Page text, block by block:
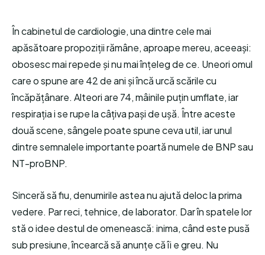
În cabinetul de cardiologie, una dintre cele mai
apăsătoare propoziții rămâne, aproape mereu, aceeași:
obosesc mai repede și nu mai înțeleg de ce. Uneori omul
care o spune are 42 de ani și încă urcă scările cu
încăpățânare. Alteori are 74, mâinile puțin umflate, iar
respirația i se rupe la câțiva pași de ușă. Între aceste
două scene, sângele poate spune ceva util, iar unul
dintre semnalele importante poartă numele de BNP sau
NT-proBNP.
Sinceră să fiu, denumirile astea nu ajută deloc la prima
vedere. Par reci, tehnice, de laborator. Dar în spatele lor
stă o idee destul de omenească: inima, când este pusă
sub presiune, încearcă să anunțe că îi e greu. Nu